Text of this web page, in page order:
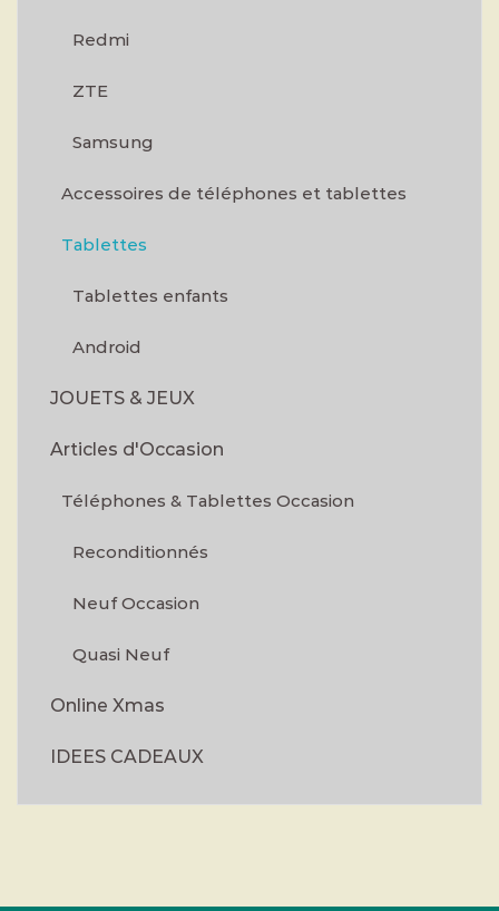
Redmi
ZTE
Samsung
Accessoires de téléphones et tablettes
Tablettes
Tablettes enfants
Android
JOUETS & JEUX
Articles d'Occasion
Téléphones & Tablettes Occasion
Reconditionnés
Neuf Occasion
Quasi Neuf
Online Xmas
IDEES CADEAUX